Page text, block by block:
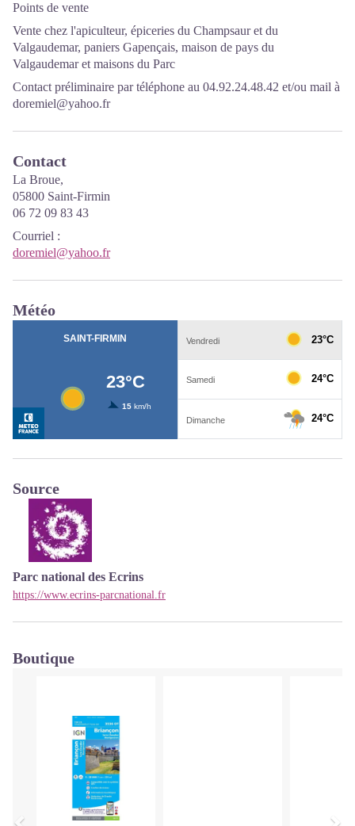
Points de vente
Vente chez l'apiculteur, épiceries du Champsaur et du
Valgaudemar, paniers Gapençais, maison de pays du
Valgaudemar et maisons du Parc
Contact préliminaire par téléphone au 04.92.24.48.42 et/ou mail à
doremiel@yahoo.fr
Contact
La Broue,
05800 Saint-Firmin
06 72 09 83 43
Courriel :
doremiel@yahoo.fr
Météo
Source
Parc national des Ecrins
https://www.ecrins-parcnational.fr
Boutique